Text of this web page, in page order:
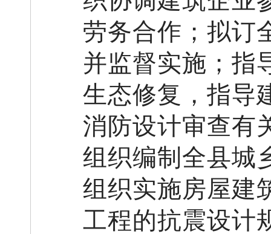
劳务合作；拟订
并监督实施；指
生态修复，指导
消防设计审查有
组织编制全县城
组织实施房屋建
工程的抗震设计